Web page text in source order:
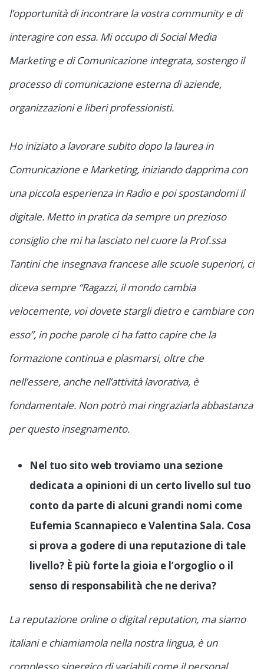
l’opportunità di incontrare la vostra community e di
interagire con essa. Mi occupo di Social Media
Marketing e di Comunicazione integrata, sostengo il
processo di comunicazione esterna di aziende,
organizzazioni e liberi professionisti.
Ho iniziato a lavorare subito dopo la laurea in
Comunicazione e Marketing, iniziando dapprima con
una piccola esperienza in Radio e poi spostandomi il
digitale. Metto in pratica da sempre un prezioso
consiglio che mi ha lasciato nel cuore la Prof.ssa
Tantini che insegnava francese alle scuole superiori, ci
diceva sempre “Ragazzi, il mondo cambia
velocemente, voi dovete stargli dietro e cambiare con
esso”, in poche parole ci ha fatto capire che la
formazione continua e plasmarsi, oltre che
nell’essere, anche nell’attività lavorativa, è
fondamentale. Non potrò mai ringraziarla abbastanza
per questo insegnamento.
Nel tuo sito web troviamo una sezione
dedicata a opinioni di un certo livello sul tuo
conto da parte di alcuni grandi nomi come
Eufemia Scannapieco e Valentina Sala. Cosa
si prova a godere di una reputazione di tale
livello? È più forte la gioia e l’orgoglio o il
senso di responsabilità che ne deriva?
La reputazione online o digital reputation, ma siamo
italiani e chiamiamola nella nostra lingua, è un
complesso sinergico di variabili come il personal